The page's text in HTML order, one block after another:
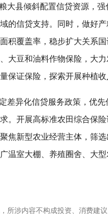
大县倾斜配置信贷资源，强
的信贷支持。同时，做好
积覆盖率，稳步扩大关系
大豆和油料作物保险，大
保证保险，探索开展种植收
差异化信贷服务政策，优
。开展高标准农田综合保
焦新型农业经营主体，筛选
温室大棚、养殖圈舍、大
所涉内容不构成投资、消费建